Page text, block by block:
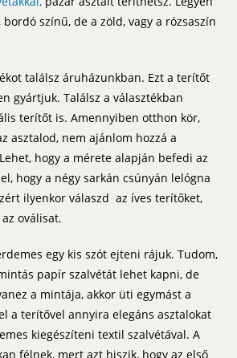
színű, de a zöld, vagy a rózsaszín
találsz áruházunkban. Ezt a terítőt
gyártjuk. Találsz a választékban
terítőt is. Amennyiben otthon kör,
asztalod, nem ajánlom hozzá a
hogy a mérete alapján befedi az
hogy a négy sarkán csúnyán lelógna
ilyenkor válaszd az íves terítőket,
oválisat.
egy kis szót ejteni rájuk. Tudom,
papír szalvétát lehet kapni, de
a mintája, akkor üti egymást a
a terítővel annyira elegáns asztalokat
kiegészíteni textil szalvétával. A
félnek, mert azt hiszik, hogy az első